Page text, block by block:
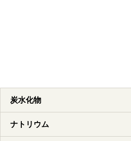
炭水化物
ナトリウム